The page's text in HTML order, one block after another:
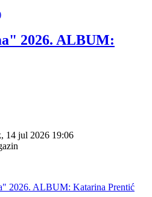
2026. ALBUM:
14 jul 2026 19:06
2026. ALBUM: Katarina Prentić